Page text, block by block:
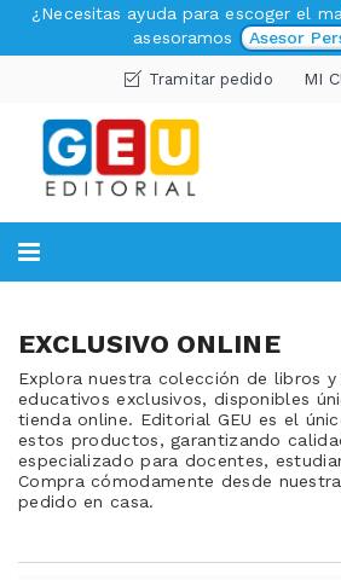
¿Necesitas ayuda para escoger el
asesoramos
Asesor
Tramitar pedido MI
EXCLUSIVO ONLINE
Explora nuestra colección de libros y
educativos exclusivos, disponibles
tienda online. Editorial GEU es el
estos productos, garantizando
especializado para docentes,
Compra cómodamente desde
pedido en casa.